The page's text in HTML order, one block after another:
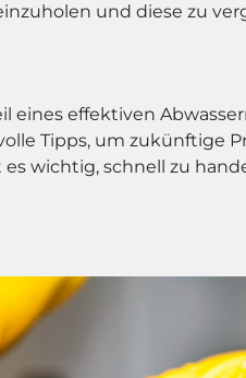
und diese zu
effektiven
Tipps, um zukünftige
wichtig, schnell zu